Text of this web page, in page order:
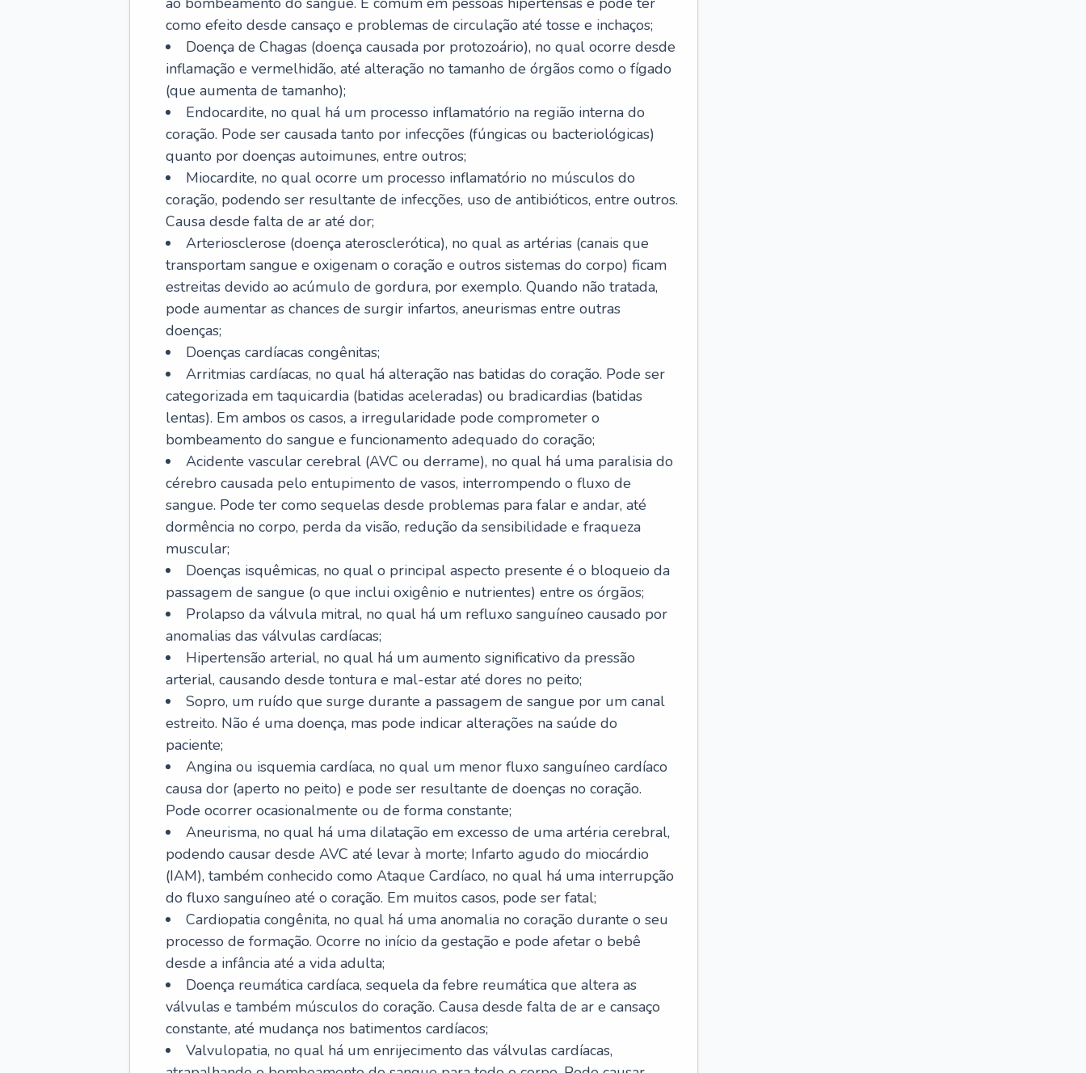
como efeito desde cansaço e problemas de circulação até tosse e inchaços;
Doença de Chagas (doença causada por protozoário), no qual ocorre desde
inflamação e vermelhidão, até alteração no tamanho de órgãos como o fígado
(que aumenta de tamanho);
Endocardite, no qual há um processo inflamatório na região interna do
coração. Pode ser causada tanto por infecções (fúngicas ou bacteriológicas)
quanto por doenças autoimunes, entre outros;
Miocardite, no qual ocorre um processo inflamatório no músculos do
coração, podendo ser resultante de infecções, uso de antibióticos, entre outros.
Causa desde falta de ar até dor;
Arteriosclerose (doença aterosclerótica), no qual as artérias (canais que
transportam sangue e oxigenam o coração e outros sistemas do corpo) ficam
estreitas devido ao acúmulo de gordura, por exemplo. Quando não tratada,
pode aumentar as chances de surgir infartos, aneurismas entre outras
doenças;
Doenças cardíacas congênitas;
Arritmias cardíacas, no qual há alteração nas batidas do coração. Pode ser
categorizada em taquicardia (batidas aceleradas) ou bradicardias (batidas
lentas). Em ambos os casos, a irregularidade pode comprometer o
bombeamento do sangue e funcionamento adequado do coração;
Acidente vascular cerebral (AVC ou derrame), no qual há uma paralisia do
cérebro causada pelo entupimento de vasos, interrompendo o fluxo de
sangue. Pode ter como sequelas desde problemas para falar e andar, até
dormência no corpo, perda da visão, redução da sensibilidade e fraqueza
muscular;
Doenças isquêmicas, no qual o principal aspecto presente é o bloqueio da
passagem de sangue (o que inclui oxigênio e nutrientes) entre os órgãos;
Prolapso da válvula mitral, no qual há um refluxo sanguíneo causado por
anomalias das válvulas cardíacas;
Hipertensão arterial, no qual há um aumento significativo da pressão
arterial, causando desde tontura e mal-estar até dores no peito;
Sopro, um ruído que surge durante a passagem de sangue por um canal
estreito. Não é uma doença, mas pode indicar alterações na saúde do
paciente;
Angina ou isquemia cardíaca, no qual um menor fluxo sanguíneo cardíaco
causa dor (aperto no peito) e pode ser resultante de doenças no coração.
Pode ocorrer ocasionalmente ou de forma constante;
Aneurisma, no qual há uma dilatação em excesso de uma artéria cerebral,
podendo causar desde AVC até levar à morte; Infarto agudo do miocárdio
(IAM), também conhecido como Ataque Cardíaco, no qual há uma interrupção
do fluxo sanguíneo até o coração. Em muitos casos, pode ser fatal;
Cardiopatia congênita, no qual há uma anomalia no coração durante o seu
processo de formação. Ocorre no início da gestação e pode afetar o bebê
desde a infância até a vida adulta;
Doença reumática cardíaca, sequela da febre reumática que altera as
válvulas e também músculos do coração. Causa desde falta de ar e cansaço
constante, até mudança nos batimentos cardíacos;
Valvulopatia, no qual há um enrijecimento das válvulas cardíacas,